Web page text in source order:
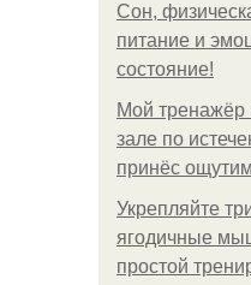
Сон,
питание и
состояние!
Мой тренажёр
зале по
принёс
Укрепляйте
ягодичные
простой